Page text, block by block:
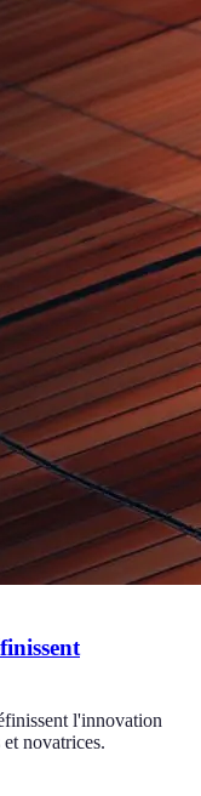
l'innovation
novatrices.